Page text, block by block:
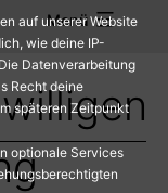
Menü
auf unserer Website
wie deine IP-
Datenverarbeitung
Recht deine
späteren Zeitpunkt
optionale Services